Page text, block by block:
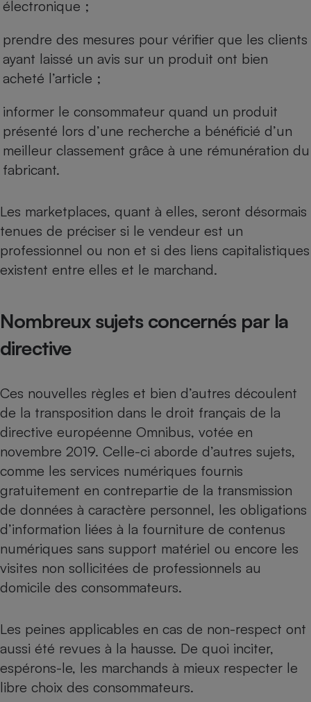
électronique ;
prendre des mesures pour vérifier que les clients
ayant laissé un avis sur un produit ont bien
acheté l’article ;
informer le consommateur quand un produit
présenté lors d’une recherche a bénéficié d’un
meilleur classement grâce à une rémunération du
fabricant.
Les marketplaces, quant à elles, seront désormais
tenues de préciser si le vendeur est un
professionnel ou non et si des liens capitalistiques
existent entre elles et le marchand.
Nombreux sujets concernés par la
directive
Ces nouvelles règles et bien d’autres découlent
de la transposition dans le droit français de la
directive européenne Omnibus, votée en
novembre 2019. Celle-ci aborde d’autres sujets,
comme les services numériques fournis
gratuitement en contrepartie de la transmission
de données à caractère personnel, les obligations
d’information liées à la fourniture de contenus
numériques sans support matériel ou encore les
visites non sollicitées de professionnels au
domicile des consommateurs.
Les peines applicables en cas de non-respect ont
aussi été revues à la hausse. De quoi inciter,
espérons-le, les marchands à mieux respecter le
libre choix des consommateurs.
Cafetière à expressos
Robot ménager